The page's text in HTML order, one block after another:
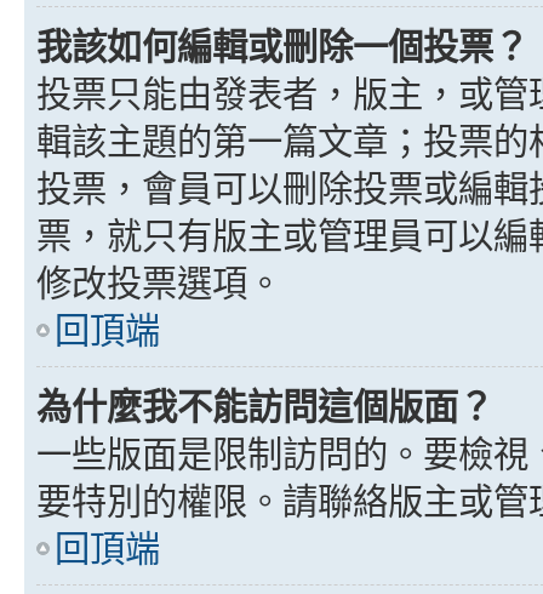
我該如何編輯或刪除一個投票？
投票只能由發表者，版主，或
輯該主題的第一篇文章；投票
投票，會員可以刪除投票或編
票，就只有版主或管理員可以
修改投票選項。
回頂端
為什麼我不能訪問這個版面？
一些版面是限制訪問的。要檢
要特別的權限。請聯絡版主或管
回頂端